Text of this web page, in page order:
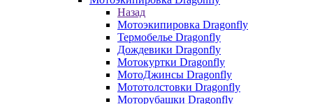
Назад
Мотоэкипировка Dragonfly
Термобелье Dragonfly
Дождевики Dragonfly
Мотокуртки Dragonfly
МотоДжинсы Dragonfly
Мототолстовки Dragonfly
Моторубашки Dragonfly